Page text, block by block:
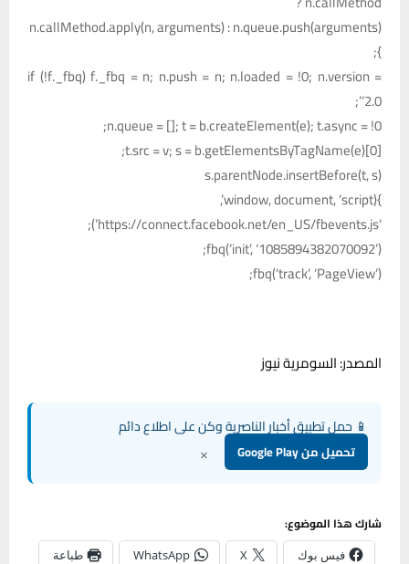
n.callMethod.apply(n, arguments) : n.queue.push(arguments)
};
if (!f._fbq) f._fbq = n; n.push = n; n.loaded = !0; n.version =
‘2.0’;
n.queue = []; t = b.createElement(e); t.async = !0;
t.src = v; s = b.getElementsByTagName(e)[0];
s.parentNode.insertBefore(t, s)
}(window, document, ‘script’,
‘https://connect.facebook.net/en_US/fbevents.js’);
fbq(‘init’, ‘1085894382070092’);
fbq(‘track’, ‘PageView’);
المصدر: السومرية نيوز
📱 حمل تطبيق أخبار الناصرية وكن على اطلاع دائم
تحميل من Google Play ×
شارك هذا الموضوع:
فيس بوك X
WhatsApp طباعة